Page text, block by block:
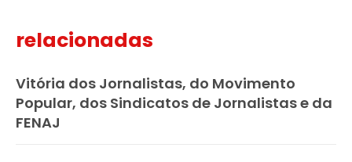
relacionadas
Vitória dos Jornalistas, do Movimento
Popular, dos Sindicatos de Jornalistas e da
FENAJ